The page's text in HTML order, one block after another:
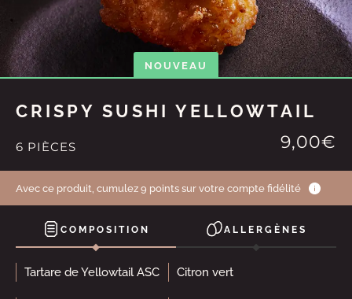
NOUVEAU
CRISPY SUSHI YELLOWTAIL
6 PIÈCES 9,00€
Avec ce produit, cumulez 9 points sur votre compte fidélité
COMPOSITION ALLERGÈNES
Tartare de Yellowtail ASC Citron vert